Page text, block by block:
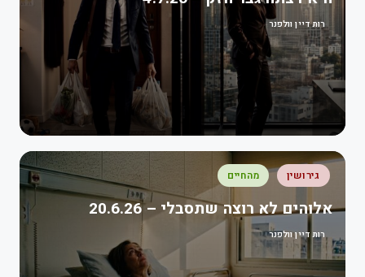
רות דיין וולפנר
גירושין מהחיים
אלוהים לא רוצה שתסבלי – 20.6.26
רות דיין וולפנר